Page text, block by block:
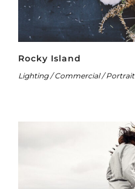
Rocky Island
Lighting / Commercial / Portrait